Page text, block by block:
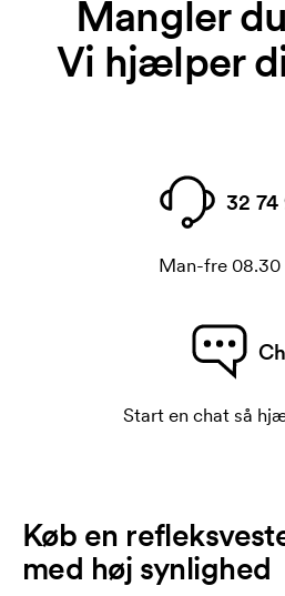
Mangler
Vi hjælper
32 74
Man-fre 08.30
Start en chat så
Køb en
med høj synlighed